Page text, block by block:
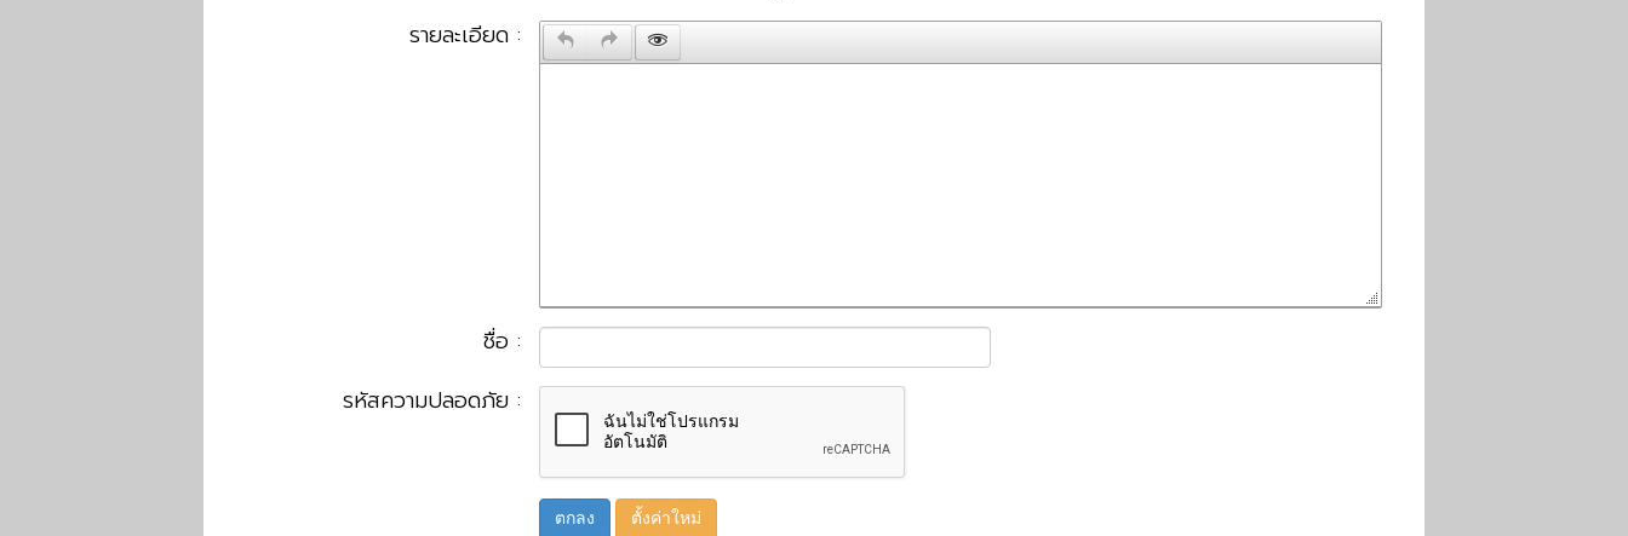
รายละเอียด :
ชื่อ :
รหัสความปลอดภัย :
ตกลง ตั้งค่าใหม่